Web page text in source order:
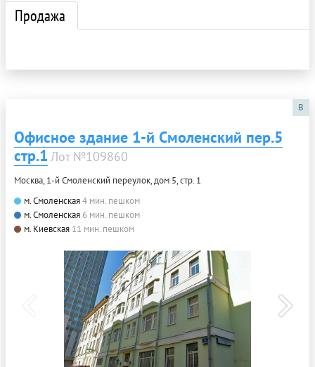
Продажа
B
Офисное здание 1-й Смоленский пер.5
стр.1 Лот №109860
Москва, 1-й Смоленский переулок, дом 5, стр. 1
м. Смоленская4 мин. пешком
м. Смоленская 6 мин. пешком
м. Киевская 11 мин. пешком